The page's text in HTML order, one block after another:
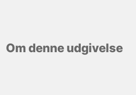
Om denne udgivelse